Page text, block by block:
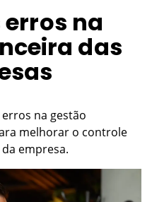
na
das
na gestão
melhorar o controle
empresa.